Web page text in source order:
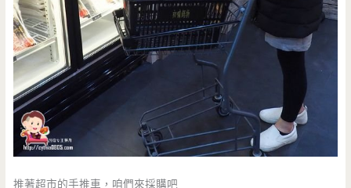
推著超市的手推車，咱們來採購吧